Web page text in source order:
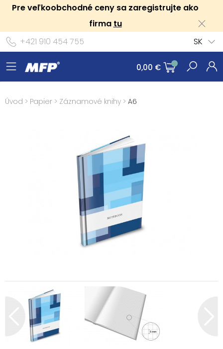
Pre veľkoobchodné ceny sa zaregistrujte ako
firma tu
+421 910 454 755
SK
0,00 €
Úvod > Papier > Záznamové knihy > A6